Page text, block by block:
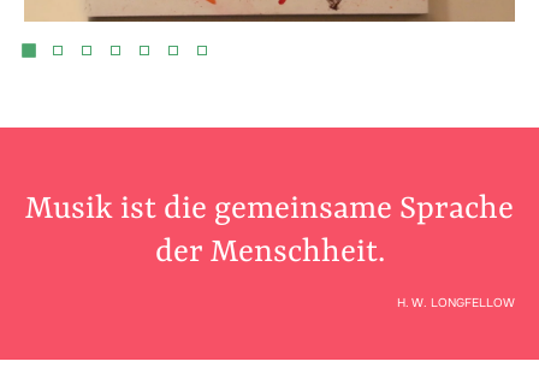
Musik ist die gemeinsame Sprache
der Menschheit.
H. W. LONGFELLOW